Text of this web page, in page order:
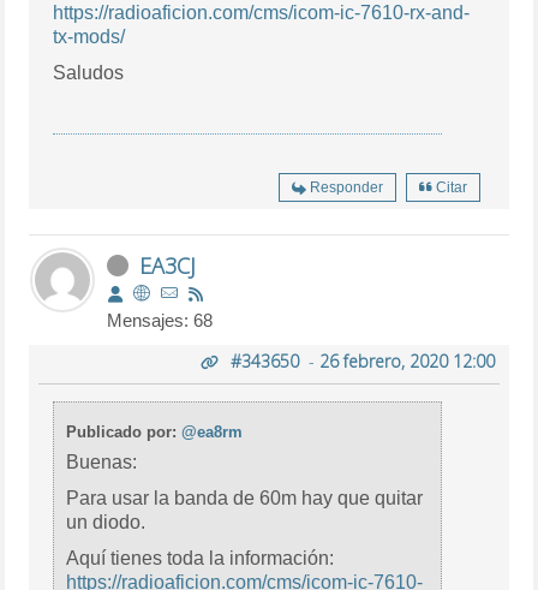
https://radioaficion.com/cms/icom-ic-7610-rx-and-
tx-mods/
Saludos
Responder Citar
EA3CJ
Mensajes: 68
#343650- 26 febrero, 2020 12:00
Publicado por:@ea8rm
Buenas:
Para usar la banda de 60m hay que quitar
un diodo.
Aquí tienes toda la información:
https://radioaficion.com/cms/icom-ic-7610-